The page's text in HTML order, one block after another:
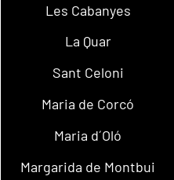
Les Cabanyes
La Quar
Sant Celoni
Maria de Corcó
Maria d´Oló
Margarida de Montbui